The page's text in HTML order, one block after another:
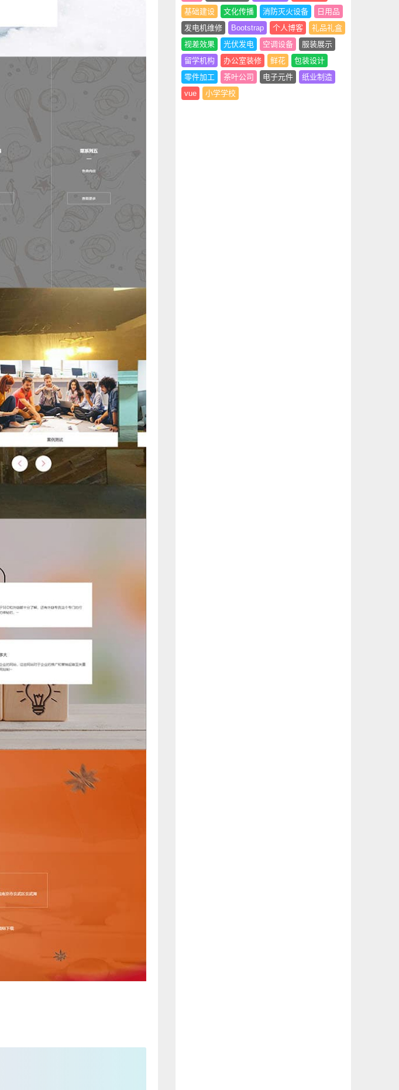
基础建设
文化传播 消防灭火设备
日用品
发电机维修
Bootstrap 个人博客
礼品礼盒
视差效果
光伏发电 空调设备
服装展示
留学机构
办公室装修 鲜花
包装设计
零件加工
茶叶公司 电子元件
纸业制造
vue
小学学校